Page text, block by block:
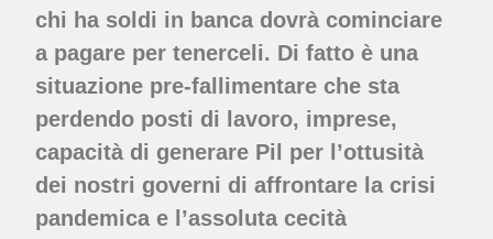
chi ha soldi in banca dovrà cominciare
a pagare per tenerceli. Di fatto è una
situazione pre-fallimentare che sta
perdendo posti di lavoro, imprese,
capacità di generare Pil per l’ottusità
dei nostri governi di affrontare la crisi
pandemica e l’assoluta cecità